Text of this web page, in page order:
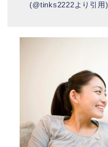
(@tinks2222より引用)